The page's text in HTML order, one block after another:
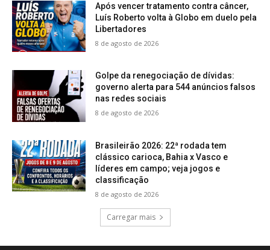
Após vencer tratamento contra câncer,
Luís Roberto volta à Globo em duelo pela
Libertadores
8 de agosto de 2026
Golpe da renegociação de dívidas:
governo alerta para 544 anúncios falsos
nas redes sociais
8 de agosto de 2026
Brasileirão 2026: 22ª rodada tem
clássico carioca, Bahia x Vasco e
líderes em campo; veja jogos e
classificação
8 de agosto de 2026
Carregar mais